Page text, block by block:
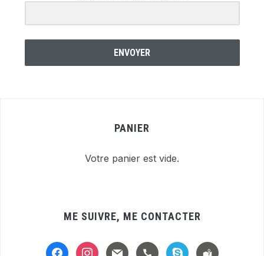
ENVOYER
PANIER
Votre panier est vide.
ME SUIVRE, ME CONTACTER
facebookinstagram
mail handsetskype
location-